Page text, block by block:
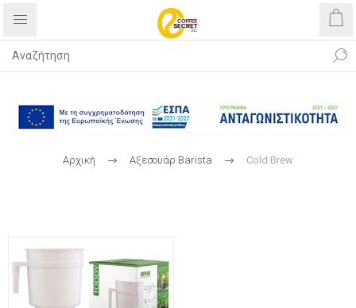
Δωρεάν αποστολή με αγορές άνω
Αρχική Αξεσουάρ Βarista Cold Βrew